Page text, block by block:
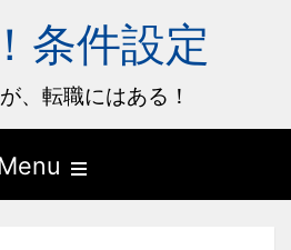
条件設定
、転職にはある！
the